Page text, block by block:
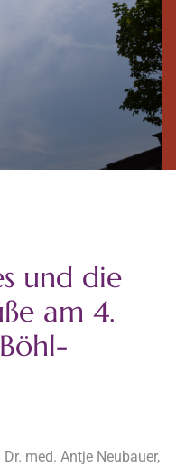
und die
am 4.
Dr. med. Antje Neubauer,